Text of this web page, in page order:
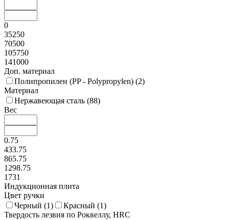
0
35250
70500
105750
141000
Доп. материал
Полипропилен (PP - Polypropylen) (2)
Материал
Нержавеющая сталь (88)
Вес
0.75
433.75
865.75
1298.75
1731
Индукционная плита
Цвет ручки
Черный (1) Красный (1)
Твердость лезвия по Роквеллу, HRC